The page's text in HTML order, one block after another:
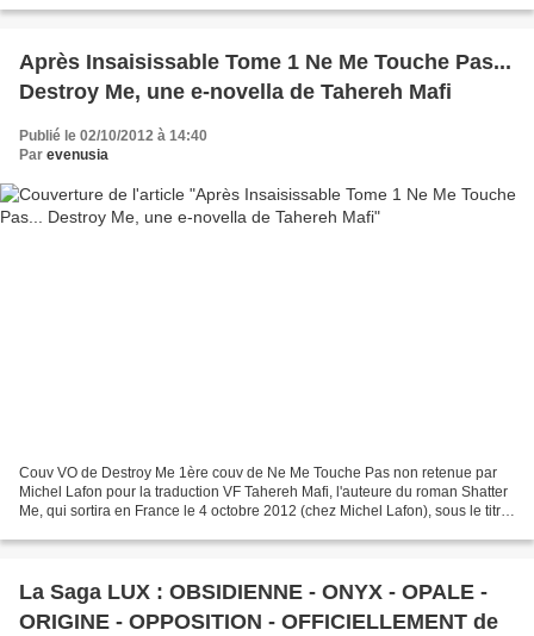
Après Insaisissable Tome 1 Ne Me Touche Pas...
Destroy Me, une e-novella de Tahereh Mafi
Publié le 02/10/2012 à 14:40
Par evenusia
Couv VO de Destroy Me 1ère couv de Ne Me Touche Pas non retenue par
Michel Lafon pour la traduction VF Tahereh Mafi, l'auteure du roman Shatter
Me, qui sortira en France le 4 octobre 2012 (chez Michel Lafon), sous le titre
La Saga LUX : OBSIDIENNE - ONYX - OPALE -
ORIGINE - OPPOSITION - OFFICIELLEMENT de